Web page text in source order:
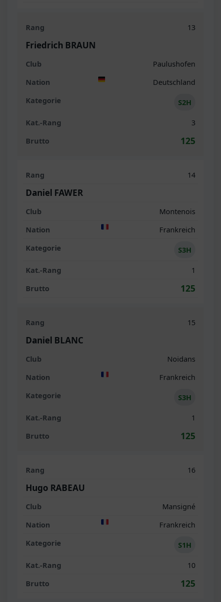
13
Friedrich BRAUN
Paulushofen
Deutschland
S2H
3
125
14
Daniel FAWER
Montenois
Frankreich
S3H
1
125
15
Daniel BLANC
Noidans
Frankreich
S3H
1
125
16
Hugo RABEAU
Mansigné
Frankreich
S1H
10
125